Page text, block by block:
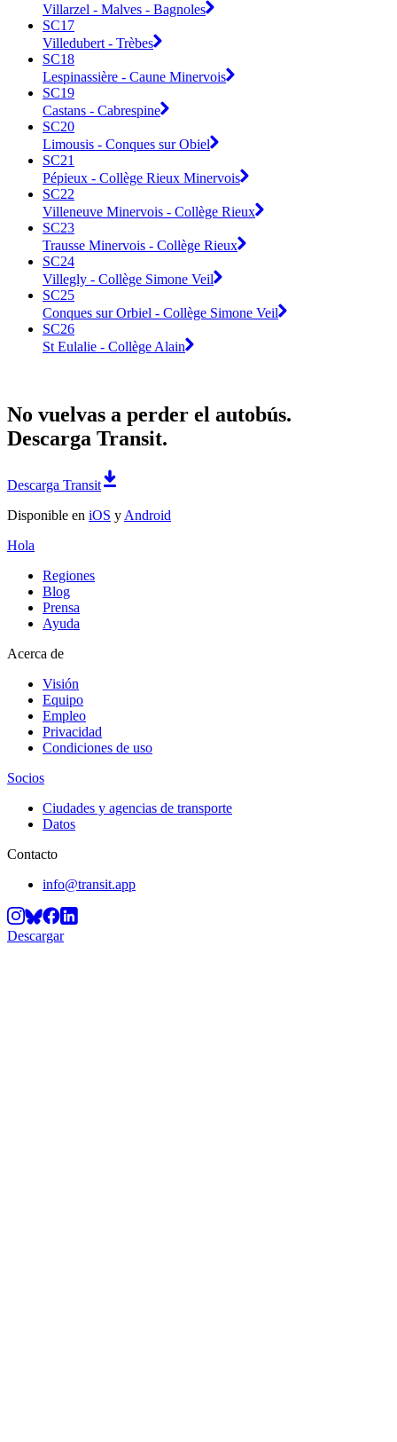
Villarzel - Malves - Bagnoles
SC17
Villedubert - Trèbes
SC18
Lespinassière - Caune Minervois
SC19
Castans - Cabrespine
SC20
Limousis - Conques sur Obiel
SC21
Pépieux - Collège Rieux Minervois
SC22
Villeneuve Minervois - Collège Rieux
SC23
Trausse Minervois - Collège Rieux
SC24
Villegly - Collège Simone Veil
SC25
Conques sur Orbiel - Collège Simone Veil
SC26
St Eulalie - Collège Alain
No vuelvas a perder el autobús.
Descarga Transit.
Descarga Transit
Disponible en iOS y Android
Hola
Regiones
Blog
Prensa
Ayuda
Acerca de
Visión
Equipo
Empleo
Privacidad
Condiciones de uso
Socios
Ciudades y agencias de transporte
Datos
Contacto
info@transit.app
Descargar